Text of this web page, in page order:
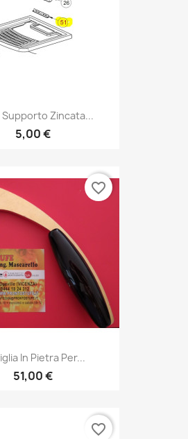
Zincata...
5,00 €
In Pietra Per...
51,00 €
favorite_border
favorite_border